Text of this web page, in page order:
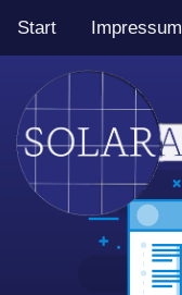
Start Impressum